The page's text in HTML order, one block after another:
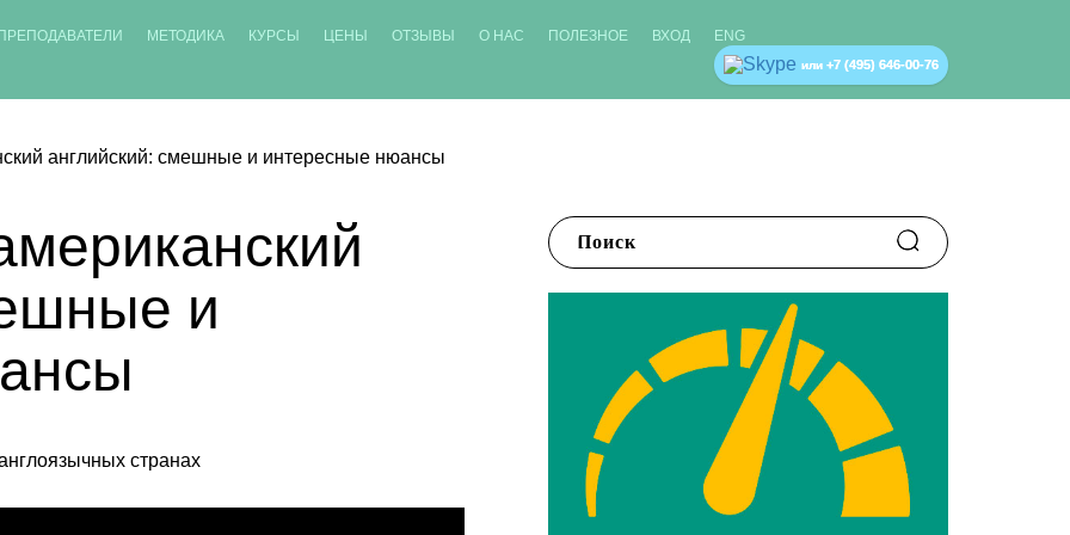
МЕТОДИКА КУРСЫ ЦЕНЫ ОТЗЫВЫ О НАС ПОЛЕЗНОЕ ВХОД ENG
или +7 (495) 646-00-76
английский: смешные и интересные нюансы
и
странах